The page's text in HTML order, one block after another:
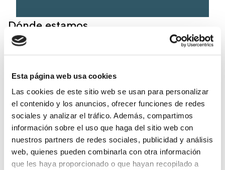
Esta página web usa cookies
Las cookies de este sitio web se usan para personalizar
el contenido y los anuncios, ofrecer funciones de redes
sociales y analizar el tráfico. Además, compartimos
información sobre el uso que haga del sitio web con
nuestros partners de redes sociales, publicidad y análisis
web, quienes pueden combinarla con otra información
que les haya proporcionado o que hayan recopilado a
Dónde estamos
Buscar
Ver mapa